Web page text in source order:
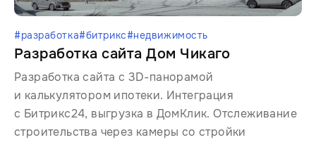
#разработка#битрикс#недвижимость
Разработка сайта Дом Чикаго
Разработка сайта с 3D-панорамой
и калькулятором ипотеки. Интеграция
с Битрикс24, выгрузка в ДомКлик. Отслеживание
строительства через камеры со стройки